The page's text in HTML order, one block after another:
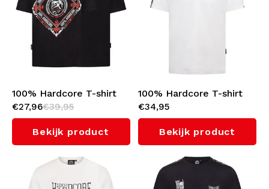
100% Hardcore T-shirt
'Bandana'
€27,96€39,95
Bekijk product
100% Hardcore T-shirt
'Essential' (White)
€34,95
Bekijk product